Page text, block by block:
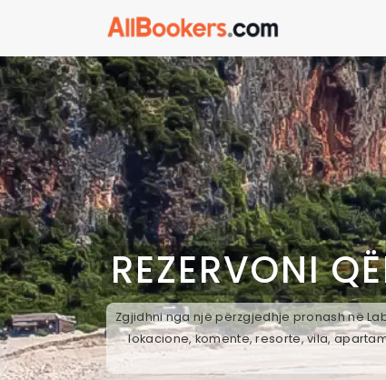
REZERVONI
Zgjidhni nga një përzgjedhje pronash në
lokacione, komente, resorte, vila,